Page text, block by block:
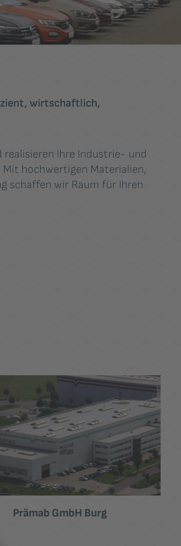
wirtschaftlich,
Ihre Industrie- und
Mit hochwertigen Materialien,
schaffen wir Raum für Ihren
Werkhalle Schütte Stendal